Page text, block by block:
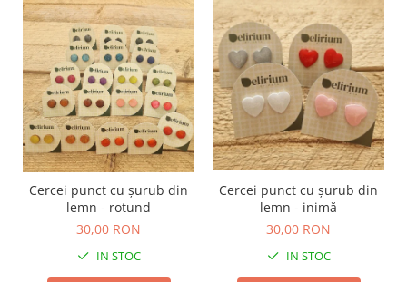
Cercei punct cu șurub din
lemn - rotund
30,00 RON
IN STOC
Cercei punct cu șurub din
lemn - inimă
30,00 RON
IN STOC